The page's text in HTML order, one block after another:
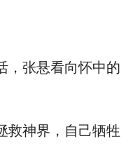
张悬看向怀中的
神界，自己牺牲